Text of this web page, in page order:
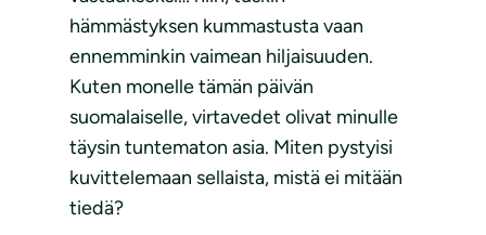
hämmästyksen kummastusta vaan
ennemminkin vaimean hiljaisuuden.
Kuten monelle tämän päivän
suomalaiselle, virtavedet olivat minulle
täysin tuntematon asia. Miten pystyisi
kuvittelemaan sellaista, mistä ei mitään
tiedä?